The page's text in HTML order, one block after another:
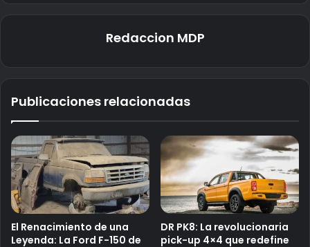
Redaccion MDP
Publicaciones relacionadas
El Renacimiento de una
Leyenda: La Ford F-150 de
DR PK8: La revolucionaria
pick-up 4×4 que redefine